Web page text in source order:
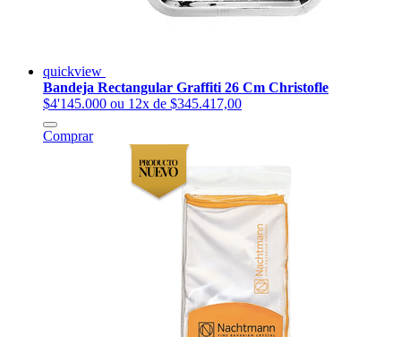
quickview
Bandeja Rectangular Graffiti 26 Cm Christofle
$4'145.000 ou 12x de $345.417,00
Comprar